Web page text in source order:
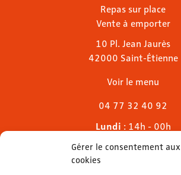
Gérer le consentement aux
cookies
Repas sur place
Vente à emporter
10 Pl. Jean Jaurès
42000 Saint-Étienne
Voir le menu
04 77 32 40 92
Lundi : 14h - 00h
Mardi & mercredi
Jeudi